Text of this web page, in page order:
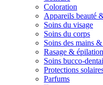
Coloration
Appareils beauté
Soins du visage
Soins du corps
Soins des mains
Rasage & épilation
Soins bucco-
Protections
Parfums